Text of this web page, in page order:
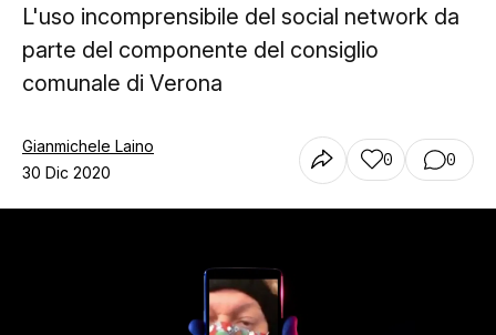
Contatti
L'uso incomprensibile del social network da
parte del componente del consiglio
comunale di Verona
Gianmichele Laino
30 Dic 2020
0 0